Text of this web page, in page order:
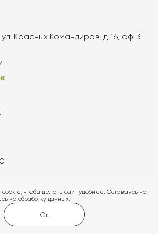
ул. Красных Командиров, д. 16, оф. 3
Подписаться
Создание и продвижение сайта
чтобы делать сайт удобнее. Оставаясь на
на обработку данных.
Ок